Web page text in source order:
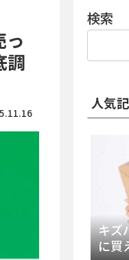
っ
調
検索
人気
キズ
に買